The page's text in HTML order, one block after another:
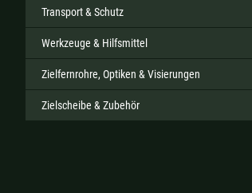
Transport & Schutz
Werkzeuge & Hilfsmittel
Zielfernrohre, Optiken & Visierungen
Zielscheibe & Zubehör